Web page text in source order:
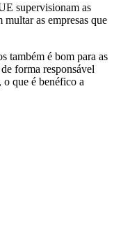
supervisionam as
as empresas que
também é bom para as
forma responsável
o que é benéfico a